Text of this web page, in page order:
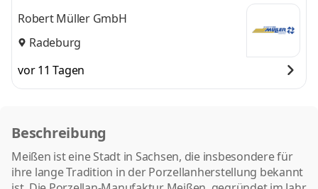
Robert Müller GmbH
Radeburg
vor 11 Tagen
Beschreibung
Meißen ist eine Stadt in Sachsen, die insbesondere für
ihre lange Tradition in der Porzellanherstellung bekannt